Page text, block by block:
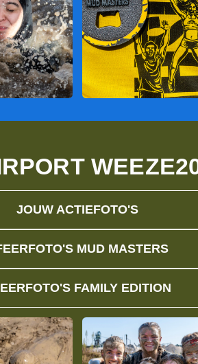
WEEZE
JOUW ACTIEFOTO'S
MUD MASTERS
FAMILY EDITION